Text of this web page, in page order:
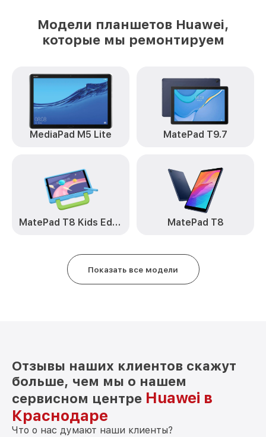
Модели планшетов Huawei,
которые мы ремонтируем
MediaPad M5 Lite MatePad T9.7
MatePad T8 Kids Edition MatePad T8
Показать все модели
Отзывы наших клиентов скажут
больше, чем мы о нашем
сервисном центре Huawei в
Краснодаре
Что о нас думают наши клиенты?